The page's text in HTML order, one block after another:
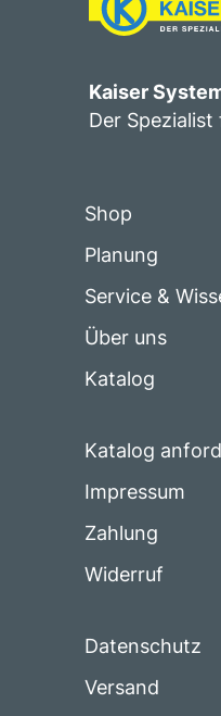
Kaiser
Der
Shop
Planung
Service &
Über uns
Katalog
Katalog
Impressum
Zahlung
Widerruf
Datenschutz
Versand